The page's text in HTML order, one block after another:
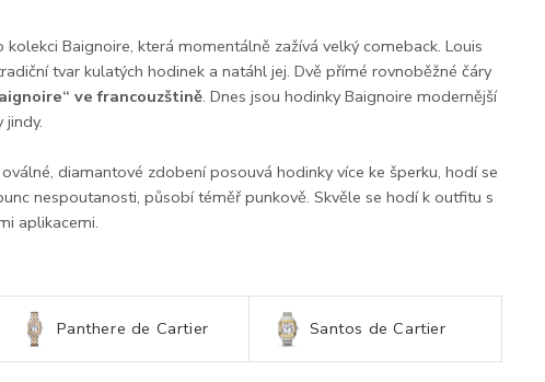
Baignoire, která momentálně zažívá velký comeback. Louis
tvar kulatých hodinek a natáhl jej. Dvě přímé rovnoběžné čáry
ve francouzštině. Dnes jsou hodinky Baignoire modernější
jindy.
diamantové zdobení posouvá hodinky více ke šperku, hodí se
nespoutanosti, působí téměř punkově. Skvěle se hodí k outfitu s
aplikacemi.
Panthere de Cartier Santos de Cartier